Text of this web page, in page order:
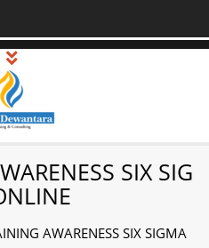
Pelatihan
Sertifikasi –
Training
Sertifikasi di IndonesiaSIX SIG
AWARENESS SIX SIGMA